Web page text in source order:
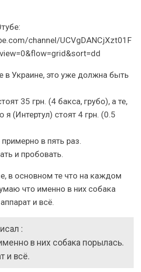
channel/UCVgDANCjXzt01F
в Украине, это уже должна быть
35 грн. (4 бакса, грубо), а те,
(Интертул) стоят 4 грн. (0.5
в пять раз.
и пробовать.
в основном те что на каждом
что именно в них собака
и всё.
:
в них собака порылась.
и всё.